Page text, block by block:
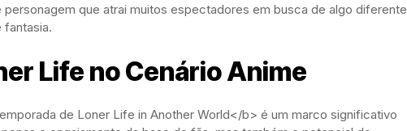
que atrai muitos espectadores em busca de algo diferente
fantasia.
Life no Cenário Anime
de Loner Life in Another World</b> é um marco significativo